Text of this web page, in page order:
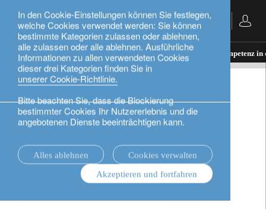
In den Cookie-Einstellungen können Sie festlegen,
welche Cookies verwendet werden: Sie können
bestimmte Kategorien zulassen oder ablehnen,
alle zulassen oder alle ablehnen. Ausführliche
Informationen zu allen verwendeten Cookies
dieser drei Kategorien finden Sie in
unserer Cookie-Richtlinie.
Bitte beachten Sie, dass die Blockierung
bestimmter Cookies Ihr Nutzererlebnis und die
angebotenen Dienste beeinträchtigen kann.
Alles ablehnen
Cookies verwalten
Akzeptieren und fortfahren
Deutsch
Private Banking. Lokale Expertise. Unsere Kompetenz
Unsere Kompetenz in der
Vermögensverwaltung in
Brasilien.